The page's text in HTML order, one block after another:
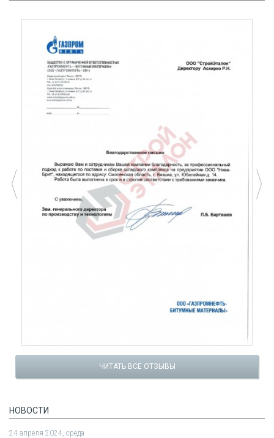
ЧИТАТЬ ВСЕ ОТЗЫВЫ
НОВОСТИ
24 апреля 2024, среда